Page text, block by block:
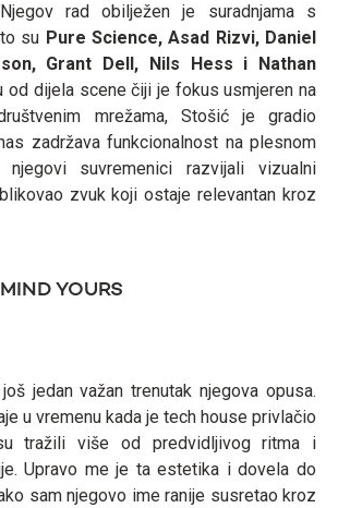
rad obilježen je suradnjama s
su Pure Science, Asad Rizvi, Daniel
Grant Dell, Nils Hess i Nathan
od dijela scene čiji je fokus usmjeren na
mrežama, Stošić je gradio
zadržava funkcionalnost na plesnom
suvremenici razvijali vizualni
zvuk koji ostaje relevantan kroz
YOURS
jedan važan trenutak njegova opusa.
u vremenu kada je tech house privlačio
tražili više od predvidljivog ritma i
Upravo me je ta estetika i dovela do
sam njegovo ime ranije susretao kroz